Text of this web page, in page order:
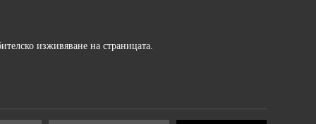
изживяване на страницата.